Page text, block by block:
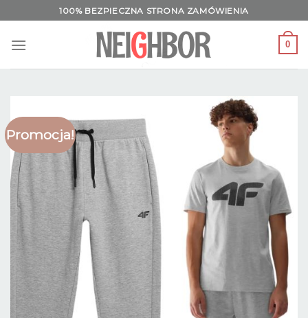
to
content
100% BEZPIECZNA STRONA ZAMÓWIENIA
0
Promocja!